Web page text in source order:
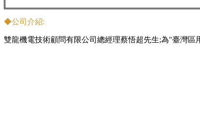
◆公司介紹:
雙龍機電技術顧問有限公司總經理蔡悟超先生;為"臺灣